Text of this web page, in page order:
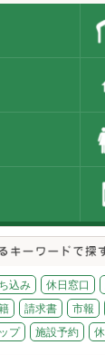
込み 休日窓口
請求書 市報
プ 施設予約